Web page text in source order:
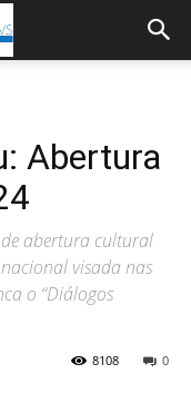
Abertura
abertura cultural
visada nas
o “Diálogos
0
8108